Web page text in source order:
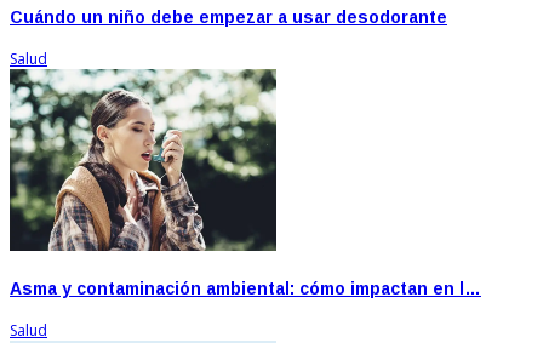
Cuándo un niño debe empezar a usar desodorante
Salud
Asma y contaminación ambiental: cómo impactan en l…
Salud